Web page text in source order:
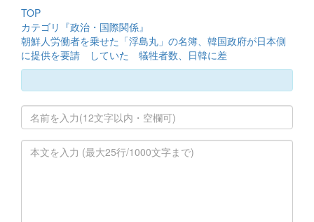
TOP
カテゴリ『政治・国際関係』
朝鮮人労働者を乗せた「浮島丸」の名簿、韓国政府が日本側
に提供を要請 していた 犠牲者数、日韓に差